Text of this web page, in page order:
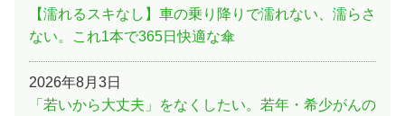
【濡れるスキなし】車の乗り降りで濡れない、濡らさ
ない。これ1本で365日快適な傘
2026年8月3日
「若いから大丈夫」をなくしたい。若年・希少がんの